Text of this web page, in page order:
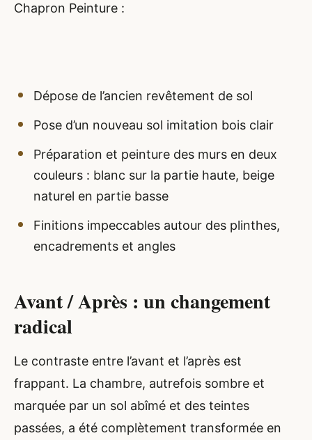
Chapron Peinture :
Dépose de l’ancien revêtement de sol
Pose d’un nouveau sol imitation bois clair
Préparation et peinture des murs en deux
couleurs : blanc sur la partie haute, beige
naturel en partie basse
Finitions impeccables autour des plinthes,
encadrements et angles
Avant / Après : un changement
radical
Le contraste entre l’avant et l’après est
frappant. La chambre, autrefois sombre et
marquée par un sol abîmé et des teintes
passées, a été complètement transformée en